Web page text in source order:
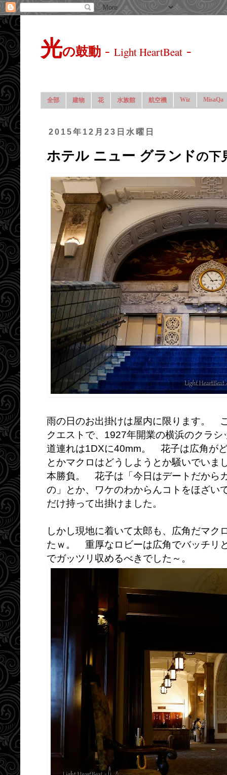
光の鼓動 - Light HeartBeat -
全部 建物 花 水族館 航空機 Wiz MisaQa
2015年12月23日水曜日
ホテル ニュー グランドの下
雨の日のお出掛けは屋内に限ります。
クエストで、1927年開業の横浜のクラシ
道連れは1DXに40mm。 花子は広角が
とかマクロはどうしようとか騒いでいま
本勝負。 花子は「今日はデートだから
の」とか、ワケのわからんコトをほざい
だけ持って出掛けました。
しかし現地に着いて太郎も、広角だマク
たｗ。 重厚なロビーは広角でバッチリ
でガッツリ収めるべきでした～。